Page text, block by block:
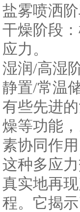
盐雾喷洒
干燥阶段
应力。
湿润/高湿
静置/常温
有些先进
燥等功能
素协同作
这种多应
真实地再
程。它揭